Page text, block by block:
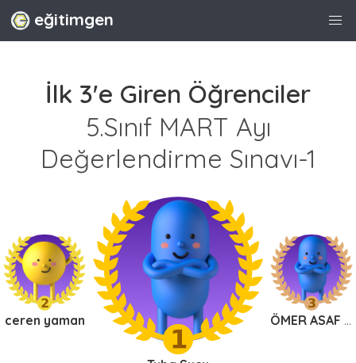
eğitimgen
İlk 3'e Giren Öğrenciler
5.Sınıf MART Ayı
Değerlendirme Sınavı-1
ceren yaman ÖMER ASAF ŞAHAN